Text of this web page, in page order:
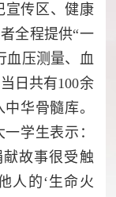
宣传区、健康
全程提供“一
血压测量、血
日共有100余
华骨髓库。
学生表示：
故事很受触
人的‘生命火